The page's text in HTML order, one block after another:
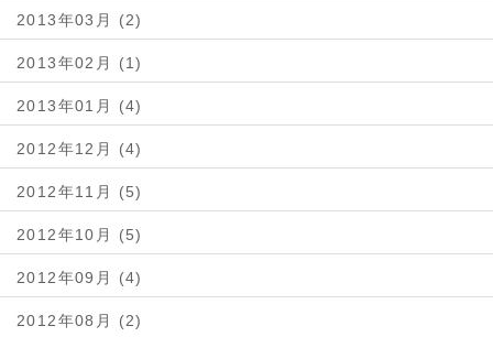
2013年03月 (2)
2013年02月 (1)
2013年01月 (4)
2012年12月 (4)
2012年11月 (5)
2012年10月 (5)
2012年09月 (4)
2012年08月 (2)